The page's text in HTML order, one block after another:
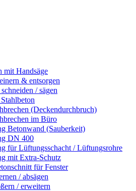
mit Handsäge
& entsorgen
/ sägen
(Deckendurchbruch)
im Büro
Betonwand (Sauberkeit)
DN 400
für Lüftungsschacht / Lüftungsrohre
mit Extra-Schutz
für Fenster
/ absägen
/ erweitern